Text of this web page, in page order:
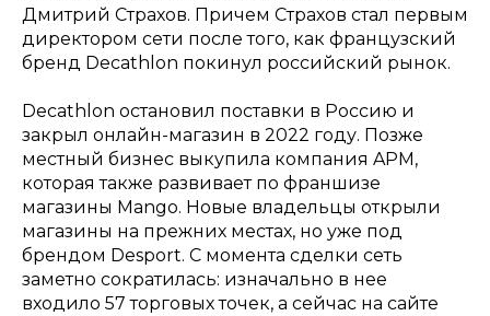
Дмитрий Страхов. Причем Страхов стал первым
директором сети после того, как французский
бренд Decathlon покинул российский рынок.
Decathlon остановил поставки в Россию и
закрыл онлайн-магазин в 2022 году. Позже
местный бизнес выкупила компания APM,
которая также развивает по франшизе
магазины Mango. Новые владельцы открыли
магазины на прежних местах, но уже под
брендом Desport. С момента сделки сеть
заметно сократилась: изначально в нее
входило 57 торговых точек, а сейчас на сайте